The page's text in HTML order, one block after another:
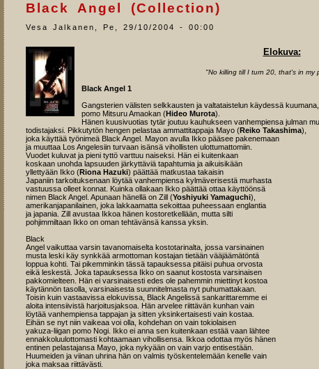
Black Angel (Collection)
Vesa Jalkanen Pe, 29/10/2004 - 00:00
Elokuva:
"No killing till I turn 20, that's in my
Black Angel 1
Gangsterien välisten selkkausten ja valtataistelun käydessä
pomo Mitsuru Amaokan (Hideo Murota).
Hänen kuusivuotias tytär joutuu kauhukseen vanhempiensa julman
todistajaksi. Pikkutytön hengen pelastaa ammattitappaja Mayo (Reiko Takashima),
joka käyttää työnimeä Black Angel. Mayon avulla Ikko pääsee pakenemaan
ja muuttaa Los Angelesiin turvaan isänsä vihollisten ulottumattomiin.
Vuodet kuluvat ja pieni tyttö varttuu naiseksi. Hän ei kuitenkaan
koskaan unohda lapsuuden järkyttäviä tapahtumia ja aikuisikään
yllettyään Ikko (Riona Hazuki) päättää matkustaa takaisin
Japaniin tarkoituksenaan löytää vanhempiensa kylmäverisestä murhasta
vastuussa olleet konnat. Kuinka ollakaan Ikko päättää ottaa käyttöönsä
nimen Black Angel. Apunaan hänellä on Zill (Yoshiyuki Yamaguchi),
amerikanjapanilainen, joka lakkaamatta sekoittaa puheessaan englantia
ja japania. Zill avustaa Ikkoa hänen kostoretkellään, mutta silti
pohjimmiltaan Ikko on oman tehtävänsä kanssa yksin.
Black
Angel vaikuttaa varsin tavanomaiselta kostotarinalta, jossa varsinainen
musta leski käy synkkää armottoman kostajan tietään vääjäämätöntä
loppua kohti. Tai pikemminkin tässä tapauksessa pitäisi puhua orvosta
eikä leskestä. Joka tapauksessa Ikko on saanut kostosta varsinaisen
pakkomielteen. Hän ei varsinaisesti edes ole pahemmin miettinyt kostoa
käytännön tasolla, varsinaisesta suunnitelmasta nyt puhumattakaan.
Toisin kuin vastaavissa elokuvissa, Black Angelissä sankarittaremme ei
aloita intensiivistä harjoitusjaksoa. Hän arvelee riittävän kunhan vain
löytää vanhempiensa tappajan ja sitten yksinkertaisesti vain kostaa.
Eihän se nyt niin vaikeaa voi olla, kohdehan on vain tokiolaisen
yakuza-liigan pomo Nogi. Ikko ei anna sen kuitenkaan estää vaan lähtee
ennakkoluulottomasti kohtaamaan vihollisensa. Ikkoa odottaa myös hänen
entinen pelastajansa Mayo, joka nykyään on vain varjo entisestään.
Huumeiden ja viinan uhrina hän on valmis työskentelemään kenelle vain
joka maksaa riittävästi.